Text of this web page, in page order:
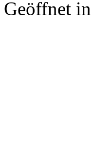
Geöffnet